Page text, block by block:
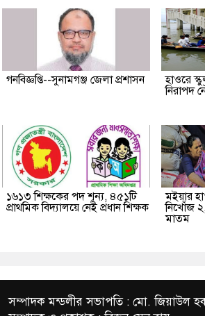
গনবিজ্ঞপ্তি--সুনামগঞ্জ জেলা প্রশাসন
হাওরে
নিরাপদ
১৬১৩ শিক্ষকের পদ শূন্য, ৪৫১টি
প্রাথমিক বিদ্যালয়ে নেই প্রধান শিক্ষক
মইয়ার
নিখোঁজ
মাতম
সম্পাদক মন্ডলীর সভাপতি : মো. জিয়াউল